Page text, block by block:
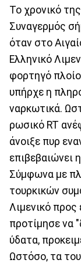
Το χρονικό
Συναγερμός
όταν στο
Ελληνικό
φορτηγό
υπήρχε η
ναρκωτικά.
ρωσικό RT
άνοιξε πυρ
επιβεβαιώνει
Σύμφωνα με
τουρκικών
Λιμενικό
προτίμησε να
ύδατα,
Ωστόσο, τα